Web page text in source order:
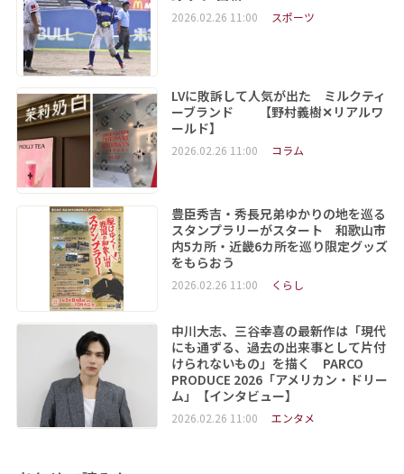
2026.02.26 11:00 スポーツ
LVに敗訴して人気が出た ミルクティ
ーブランド 【野村義樹✕リアルワ
ールド】
2026.02.26 11:00 コラム
豊臣秀吉・秀長兄弟ゆかりの地を巡る
スタンプラリーがスタート 和歌山市
内5カ所・近畿6カ所を巡り限定グッズ
をもらおう
2026.02.26 11:00 くらし
中川大志、三谷幸喜の最新作は「現代
にも通ずる、過去の出来事として片付
けられないもの」を描く PARCO
PRODUCE 2026「アメリカン・ドリー
ム」【インタビュー】
2026.02.26 11:00 エンタメ